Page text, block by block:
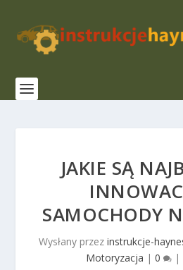
JAKIE SĄ
SAMOCHODY
Wysłany przez instrukcje-
Motoryzacja | 0 |